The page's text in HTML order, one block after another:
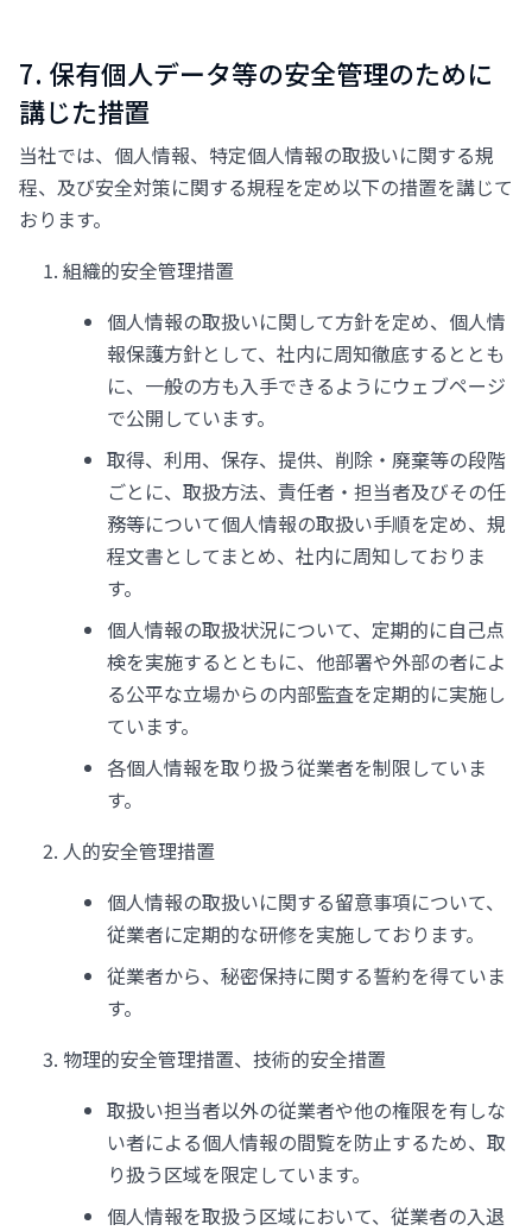
7. 保有個人データ等の安全管理のために
講じた措置
当社では、個人情報、特定個人情報の取扱いに関する規
程、及び安全対策に関する規程を定め以下の措置を講じて
おります。
組織的安全管理措置
個人情報の取扱いに関して方針を定め、個人情
報保護方針として、社内に周知徹底するととも
に、一般の方も入手できるようにウェブページ
で公開しています。
取得、利用、保存、提供、削除・廃棄等の段階
ごとに、取扱方法、責任者・担当者及びその任
務等について個人情報の取扱い手順を定め、規
程文書としてまとめ、社内に周知しておりま
す。
個人情報の取扱状況について、定期的に自己点
検を実施するとともに、他部署や外部の者によ
る公平な立場からの内部監査を定期的に実施し
ています。
各個人情報を取り扱う従業者を制限していま
す。
人的安全管理措置​​​​​​​
個人情報の取扱いに関する留意事項について、
従業者に定期的な研修を実施しております。
従業者から、秘密保持に関する誓約を得ていま
す。
物理的安全管理措置、技術的安全措置​​​​​​​
取扱い担当者以外の従業者や他の権限を有しな
い者による個人情報の間覧を防止するため、取
り扱う区域を限定しています。
個人情報を取扱う区域において、従業者の入退